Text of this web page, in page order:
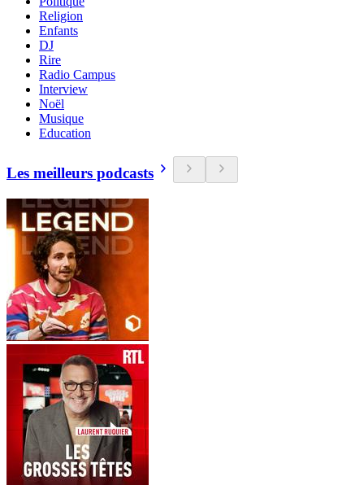
Religion
Enfants
DJ
Rire
Radio Campus
Interview
Noël
Musique
Education
Les meilleurs podcasts